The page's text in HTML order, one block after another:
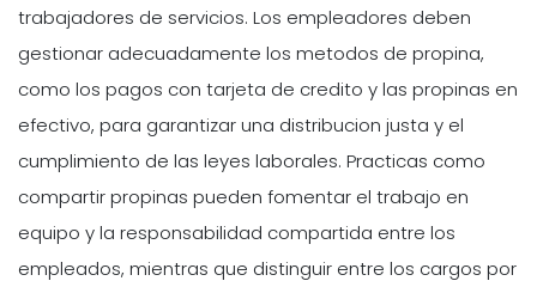
trabajadores de servicios. Los empleadores deben
gestionar adecuadamente los metodos de propina,
como los pagos con tarjeta de credito y las propinas en
efectivo, para garantizar una distribucion justa y el
cumplimiento de las leyes laborales. Practicas como
compartir propinas pueden fomentar el trabajo en
equipo y la responsabilidad compartida entre los
empleados, mientras que distinguir entre los cargos por